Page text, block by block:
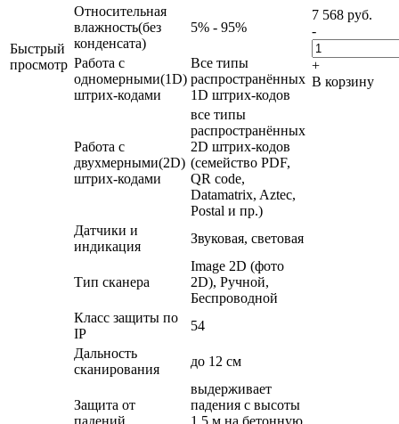
Быстрый
просмотр
Относительная
влажность(без
конденсата)
5% - 95%
Работа с
одномерными(1D)
штрих-кодами
Все типы
распространённых
1D штрих-кодов
Работа с
двухмерными(2D)
штрих-кодами
все типы
распространённых
2D штрих-кодов
(семейство PDF,
QR code,
Datamatrix, Aztec,
Postal и пр.)
Датчики и
индикация
Звуковая, световая
Тип сканера
Image 2D (фото
2D), Ручной,
Беспроводной
Класс защиты по
IP
54
Дальность
сканирования
до 12 см
Защита от
падений
выдерживает
падения с высоты
1,5 м на бетонную
7 568 руб.
-
+
В корзину